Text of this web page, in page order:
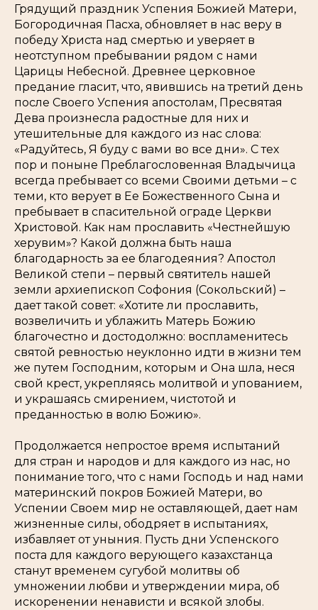
Грядущий праздник Успения Божией Матери,
Богородичная Пасха, обновляет в нас веру в
победу Христа над смертью и уверяет в
неотступном пребывании рядом с нами
Царицы Небесной. Древнее церковное
предание гласит, что, явившись на третий день
после Своего Успения апостолам, Пресвятая
Дева произнесла радостные для них и
утешительные для каждого из нас слова:
«Радуйтесь, Я буду с вами во все дни». С тех
пор и поныне Преблагословенная Владычица
всегда пребывает со всеми Своими детьми – с
теми, кто верует в Ее Божественного Сына и
пребывает в спасительной ограде Церкви
Христовой. Как нам прославить «Честнейшую
херувим»? Какой должна быть наша
благодарность за ее благодеяния? Апостол
Великой степи – первый святитель нашей
земли архиепископ Софония (Сокольский) –
дает такой совет: «Хотите ли прославить,
возвеличить и ублажить Матерь Божию
благочестно и достодолжно: воспламенитесь
святой ревностью неуклонно идти в жизни тем
же путем Господним, которым и Она шла, неся
свой крест, укрепляясь молитвой и упованием,
и украшаясь смирением, чистотой и
преданностью в волю Божию».
Продолжается непростое время испытаний
для стран и народов и для каждого из нас, но
понимание того, что с нами Господь и над нами
материнский покров Божией Матери, во
Успении Своем мир не оставляющей, дает нам
жизненные силы, ободряет в испытаниях,
избавляет от уныния. Пусть дни Успенского
поста для каждого верующего казахстанца
станут временем сугубой молитвы об
умножении любви и утверждении мира, об
искоренении ненависти и всякой злобы.